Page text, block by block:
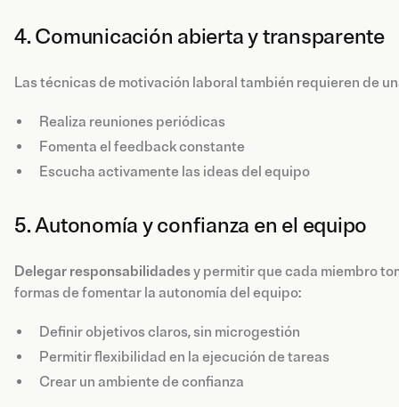
4. Comunicación abierta y transparente
Las técnicas de motivación laboral también requieren de
Realiza reuniones periódicas
Fomenta el feedback constante
Escucha activamente las ideas del equipo
5. Autonomía y confianza en el equipo
Delegar responsabilidadesy permitir que cada miembro
formas de fomentar la autonomía del equipo:
Definir objetivos claros, sin microgestión
Permitir flexibilidad en la ejecución de tareas
Crear un ambiente de confianza